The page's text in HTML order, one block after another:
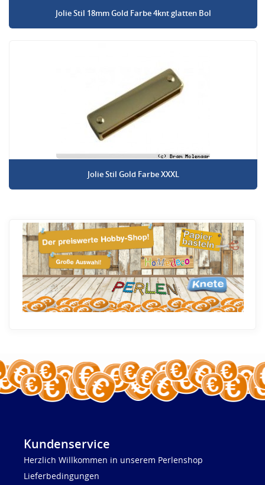
Jolie Stil 18mm Gold Farbe 4knt glatten Bol
Jolie Stil Gold Farbe XXXL
Kundenservice
Herzlich Willkommen in unserem Perlenshop
Lieferbedingungen